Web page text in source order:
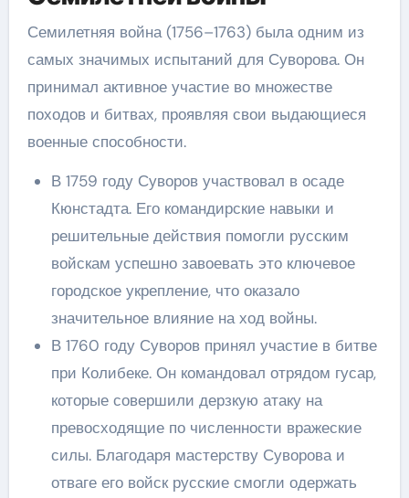
Семилетняя война (1756–1763) была одним из
самых значимых испытаний для Суворова. Он
принимал активное участие во множестве
походов и битвах, проявляя свои выдающиеся
военные способности.
В 1759 году Суворов участвовал в осаде
Кюнстадта. Его командирские навыки и
решительные действия помогли русским
войскам успешно завоевать это ключевое
городское укрепление, что оказало
значительное влияние на ход войны.
В 1760 году Суворов принял участие в битве
при Колибеке. Он командовал отрядом гусар,
которые совершили дерзкую атаку на
превосходящие по численности вражеские
силы. Благодаря мастерству Суворова и
отваге его войск русские смогли одержать